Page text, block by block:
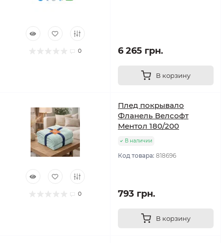
0 6 265 грн.
В корзину
0
Плед покрывало
Фланель Велсофт
Ментол 180/200
В наличии
Код товара: 818696
793 грн.
В корзину